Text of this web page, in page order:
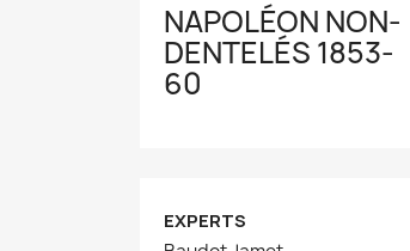
NAPOLÉON NON-
DENTELÉS 1853-
60
EXPERTS